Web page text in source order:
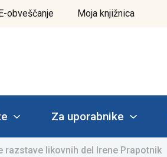
obveščanje Moja knjižnica
Za uporabnike
razstave likovnih del Irene Prapotnik